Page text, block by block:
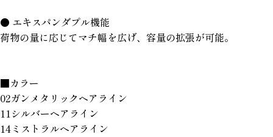
● エキスパンダプル機能
荷物の量に応じてマチ幅を広げ、容量の拡張が可能。
■カラー
02ガンメタリックヘアライン
11シルバーヘアライン
14ミストラルヘアライン